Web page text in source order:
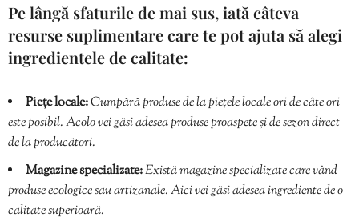
Pe lângă sfaturile de mai sus, iată câteva
resurse suplimentare care te pot ajuta să alegi
ingredientele de calitate:
Piețe locale:Cumpără produse de la piețele locale ori de câte ori
este posibil. Acolo vei găsi adesea produse proaspete și de sezon direct
de la producători.
Magazine specializate:Există magazine specializate care vând
produse ecologice sau artizanale. Aici vei găsi adesea ingrediente de o
calitate superioară.